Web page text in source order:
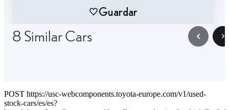
Guardar
8 Similar Cars
POST https://usc-webcomponents.toyota-europe.com/v1/used-
stock-cars/es/es?